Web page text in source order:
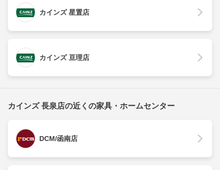
カインズ 星置店
カインズ 亘理店
カインズ 長泉店の近くの家具・ホームセンター
DCM/函南店